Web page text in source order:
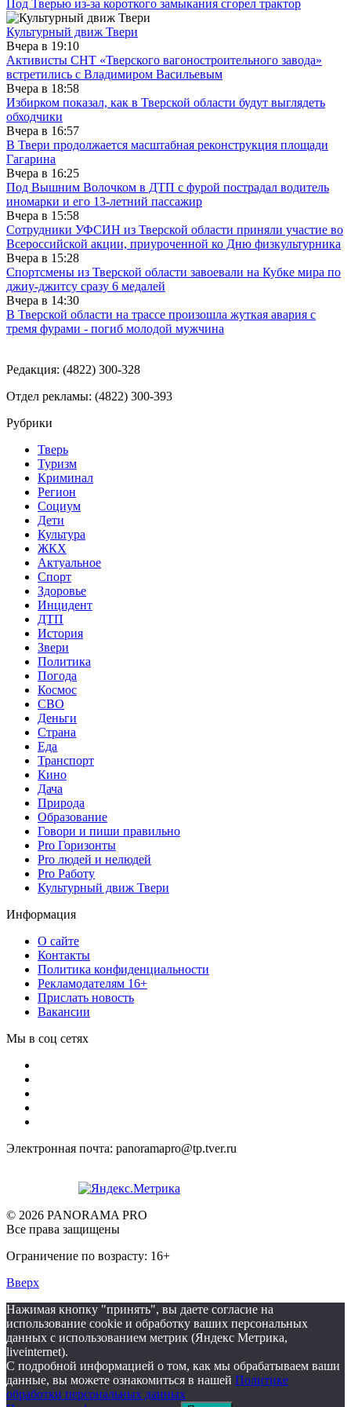
Под Тверью из-за короткого замыкания сгорел трактор
Культурный движ Твери
Вчера в 19:10
Активисты СНТ «Тверского вагоностроительного завода»
встретились с Владимиром Васильевым
Вчера в 18:58
Избирком показал, как в Тверской области будут выглядеть
обходчики
Вчера в 16:57
В Твери продолжается масштабная реконструкция площади
Гагарина
Вчера в 16:25
Под Вышним Волочком в ДТП с фурой пострадал водитель
иномарки и его 13-летний пассажир
Вчера в 15:58
Сотрудники УФСИН из Тверской области приняли участие во
Всероссийской акции, приуроченной ко Дню физкультурника
Вчера в 15:28
Спортсмены из Тверской области завоевали на Кубке мира по
джиу-джитсу сразу 6 медалей
Вчера в 14:30
В Тверской области на трассе произошла жуткая авария с
тремя фурами - погиб молодой мужчина
Редакция: (4822) 300-328
Отдел рекламы: (4822) 300-393
Рубрики
Тверь
Туризм
Криминал
Регион
Социум
Дети
Культура
ЖКХ
Актуальное
Спорт
Здоровье
Инцидент
ДТП
История
Звери
Политика
Погода
Космос
СВО
Деньги
Страна
Еда
Транспорт
Кино
Дача
Природа
Образование
Говори и пиши правильно
Pro Горизонты
Pro людей и нелюдей
Pro Работу
Культурный движ Твери
Информация
О сайте
Контакты
Политика конфиденциальности
Рекламодателям 16+
Прислать новость
Вакансии
Мы в соц сетях
Электронная почта: panoramapro@tp.tver.ru
© 2026 PANORAMA PRO
Все права защищены
Ограничение по возрасту: 16+
Вверх
Нажимая кнопку "принять", вы даете согласие на
использование cookie и обработку ваших персональных
данных с использованием метрик (Яндекс Метрика,
liveinternet).
С подробной информацией о том, как мы обрабатываем ваши
данные, вы можете ознакомиться в нашей Политике
обработки персональных данных